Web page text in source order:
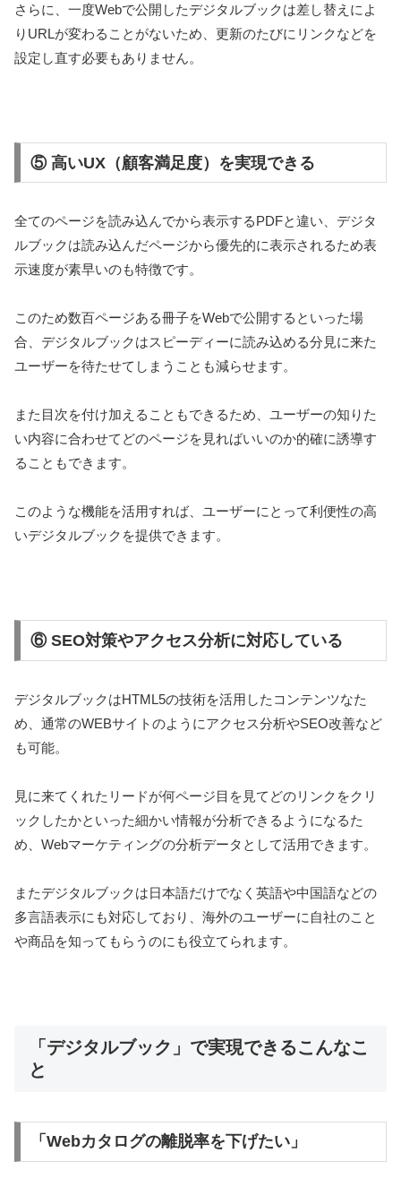
さらに、一度Webで公開したデジタルブックは差し替えによ
りURLが変わることがないため、更新のたびにリンクなどを
設定し直す必要もありません。
⑤ 高いUX（顧客満足度）を実現できる
全てのページを読み込んでから表示するPDFと違い、デジタ
ルブックは読み込んだページから優先的に表示されるため表
示速度が素早いのも特徴です。
このため数百ページある冊子をWebで公開するといった場
合、デジタルブックはスピーディーに読み込める分見に来た
ユーザーを待たせてしまうことも減らせます。
また目次を付け加えることもできるため、ユーザーの知りた
い内容に合わせてどのページを見ればいいのか的確に誘導す
ることもできます。
このような機能を活用すれば、ユーザーにとって利便性の高
いデジタルブックを提供できます。
⑥ SEO対策やアクセス分析に対応している
デジタルブックはHTML5の技術を活用したコンテンツなた
め、通常のWEBサイトのようにアクセス分析やSEO改善など
も可能。
見に来てくれたリードが何ページ目を見てどのリンクをクリ
ックしたかといった細かい情報が分析できるようになるた
め、Webマーケティングの分析データとして活用できます。
またデジタルブックは日本語だけでなく英語や中国語などの
多言語表示にも対応しており、海外のユーザーに自社のこと
や商品を知ってもらうのにも役立てられます。
「デジタルブック」で実現できるこんなこ
と
「Webカタログの離脱率を下げたい」